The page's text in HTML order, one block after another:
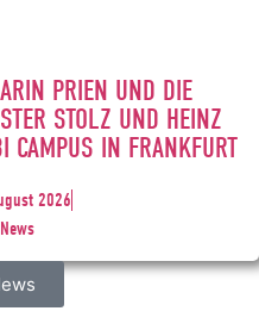
PRIEN UND DIE
STOLZ UND HEINZ
CAMPUS IN FRANKFURT
2026
News